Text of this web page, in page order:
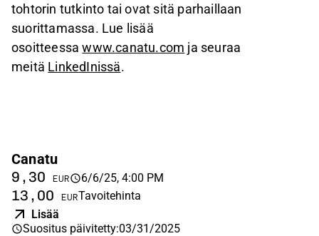
tohtorin tutkinto tai ovat sitä parhaillaan
suorittamassa. Lue lisää
osoitteessawww.canatu.com ja seuraa
meitä LinkedInissä.
Canatu
9,30 EUR 6/6/25, 4:00 PM
13,00 EURTavoitehinta
Lisää
Suositus päivitetty:03/31/2025